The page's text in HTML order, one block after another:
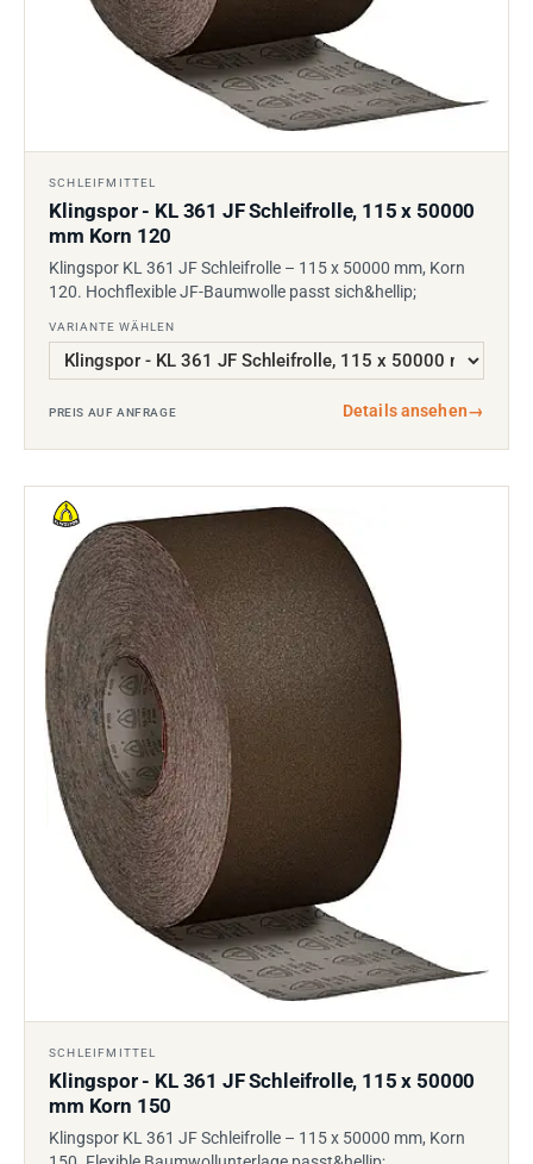
SCHLEIFMITTEL
Klingspor - KL 361 JF Schleifrolle, 115 x 50000
mm Korn 120
Klingspor KL 361 JF Schleifrolle – 115 x 50000 mm, Korn
120. Hochflexible JF-Baumwolle passt sich&hellip;
VARIANTE WÄHLEN
PREIS AUF ANFRAGE Details ansehen→
SCHLEIFMITTEL
Klingspor - KL 361 JF Schleifrolle, 115 x 50000
mm Korn 150
Klingspor KL 361 JF Schleifrolle – 115 x 50000 mm, Korn